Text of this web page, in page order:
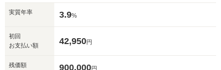
実質年率 3.9%
初回
お支払い額
42,950円
残価額 900,000円